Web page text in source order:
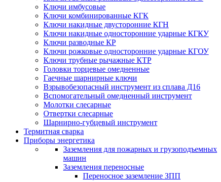
Ключи имбусовые
Ключи комбинированные КГК
Ключи накидные двусторонние КГН
Ключи накидные односторонние ударные КГКУ
Ключи разводные КР
Ключи рожковые односторонние ударные КГОУ
Ключи трубные рычажные КТР
Головки торцевые омедненные
Гаечные шарнирные ключи
Взрывобезопасный инструмент из сплава Д16
Вспомогательный омедненный инструмент
Молотки слесарные
Отвертки слесарные
Шарнирно-губцевый инструмент
Термитная сварка
Приборы энергетика
Заземления для пожарных и грузоподъемных
машин
Заземления переносные
Переносное заземление ЗПП